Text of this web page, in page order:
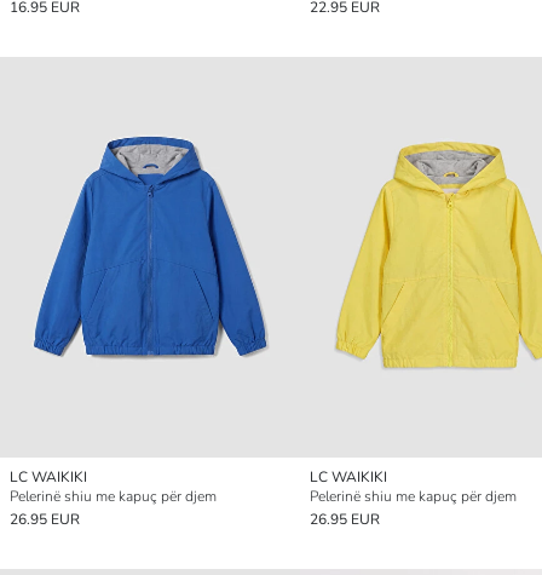
16.95 EUR 22.95 EUR
LC WAIKIKI
Pelerinë shiu me kapuç për djem
26.95 EUR
LC WAIKIKI
Pelerinë shiu me kapuç për djem
26.95 EUR